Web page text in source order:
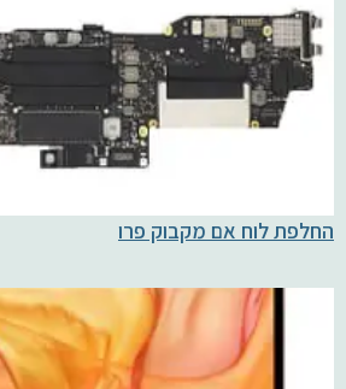
החלפת לוח אם מקבוק פרו